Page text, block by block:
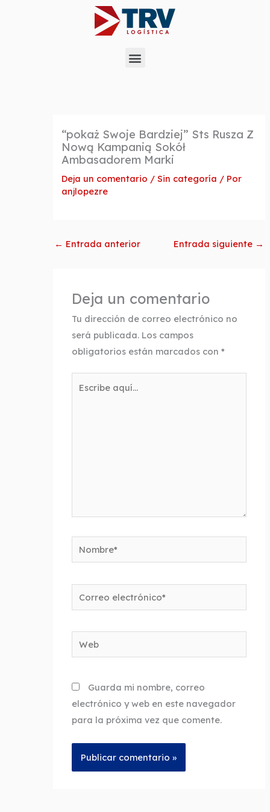
Menu
“pokaż Swoje Bardziej” Sts Rusza Z
Nową Kampanią Sokół
Ambasadorem Marki
Deja un comentario /Sin categoría / Por
anjlopezre
← Entrada anterior Entrada siguiente →
Deja un comentario
Tu dirección de correo electrónico no
será publicada. Los campos
obligatorios están marcados con*
Nombre*
electrónico*
Web
Guarda mi nombre, correo
electrónico y web en este navegador
para la próxima vez que comente.